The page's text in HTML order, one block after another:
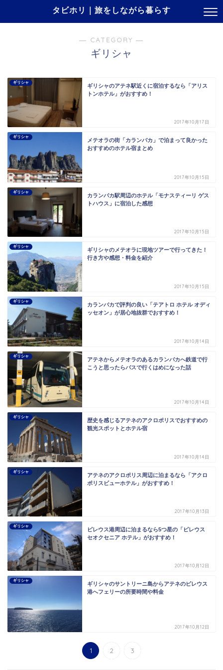
タビホリ｜旅をしながら暮らす
― CATEGORY ―
ギリシャ
ギリシャ
ギリシャのアテネ駅近くに宿泊するなら「アリス
トンホテル」がおすすめ！
2017年10月17日
ギリシャ
メテオラの街「カランバカ」で泊まって良かった
おすすめのホテル宿まとめ
2017年10月15日
ギリシャ
カランバカ駅周辺のホテル「モナスティーリ ゲス
トハウス」に宿泊した感想
2017年10月15日
ギリシャ
ギリシャのメテオラに現地ツアーで行ってきた！
行き方や感想・料金を紹介
2017年10月15日
ギリシャ
カランバカで評判の良い「テアトロ ホテル オディ
ッセオン」が居心地抜群でおすすめ！
2017年10月14日
ギリシャ
アテネからメテオラのあるカランバカへ鉄道で行
こうと思ったらバスで行くはめになった話
2017年10月14日
ギリシャ
歴史を感じるアテネのアクロポリスでおすすめの
観光スポットとホテル宿
2017年10月14日
ギリシャ
アテネのアクロポリス周辺に泊まるなら「アクロ
ポリスビューホテル」がおすすめ！
2017年10月13日
ギリシャ
ピレウス港周辺に泊まるなら5つ星の「ピレウス
セオクセニア ホテル」がおすすめ！
2017年10月12日
ギリシャ
ギリシャのサントリーニ島からアテネのピレウス
港へフェリーの所要時間や料金
2017年10月12日
1 2 3